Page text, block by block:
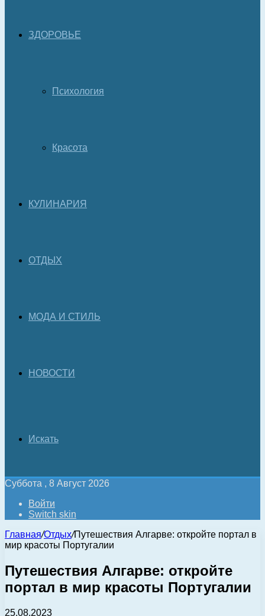
ЗДОРОВЬЕ
Психология
Красота
КУЛИНАРИЯ
ОТДЫХ
МОДА И СТИЛЬ
НОВОСТИ
Искать
Суббота , 8 Август 2026
Войти
Switch skin
Главная/Отдых/Путешествия Алгарве: откройте портал в
мир красоты Португалии
Путешествия Алгарве: откройте
портал в мир красоты Португалии
25.08.2023